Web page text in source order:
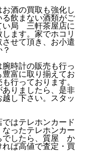
酒の買取も強化し
飲まない酒類がご
局 三軒茶屋店に
ます。家でホコリ
せて頂き、お小遣
時計の販売も行っ
富に取り揃えてお
行っております。
りましたら、是非
し下さい。スタッ
はテレホンカード
ったテレホンカー
でしたら、質屋 か
ば高値で査定・買